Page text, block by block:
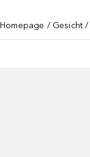
Homepage Gesicht